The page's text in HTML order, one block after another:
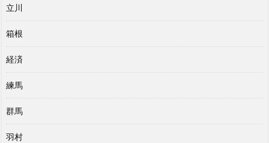
立川
箱根
経済
練馬
群馬
羽村